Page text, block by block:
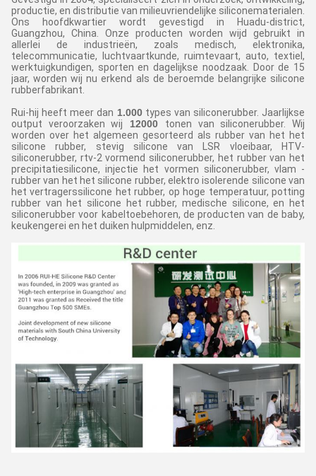
productie, en distributie van milieuvriendelijke siliconematerialen.
Ons hoofdkwartier wordt gevestigd in Huadu-district,
Guangzhou, China. Onze producten worden wijd gebruikt in
allerlei de industrieën, zoals medisch, elektronika,
telecommunicatie, luchtvaartkunde, ruimtevaart, auto, textiel,
werktuigkundigen, sporten en dagelijkse noodzaak. Door de 15
jaar, worden wij nu erkend als de beroemde belangrijke silicone
rubberfabrikant.
Rui-hij heeft meer dan 1.000 types van siliconerubber. Jaarlijkse
output veroorzaken wij
12000
tonen van siliconerubber. Wij
worden over het algemeen gesorteerd als rubber van het het
silicone rubber, stevig silicone van LSR vloeibaar, HTV-
siliconerubber, rtv-2 vormend siliconerubber, het rubber van het
precipitatiesilicone, injectie het vormen siliconerubber, vlam -
rubber van het het silicone rubber, elektro isolerende silicone van
het vertragerssilicone het rubber, op hoge temperatuur, potting
rubber van het silicone het rubber, medische silicone, en het
siliconerubber voor kabeltoebehoren, de producten van de baby,
keukengerei en het duiken hulpmiddelen, enz.